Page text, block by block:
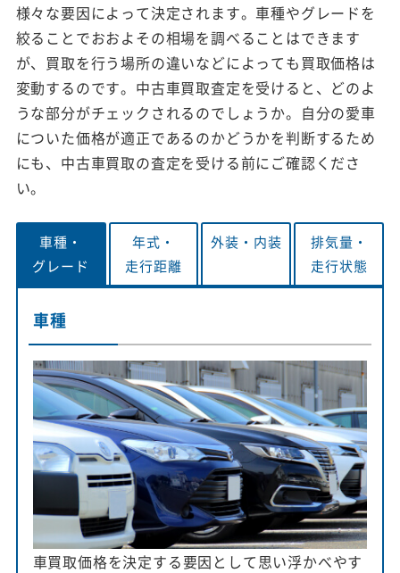
様々な要因によって決定されます。車種やグレードを
絞ることでおおよその相場を調べることはできます
が、買取を行う場所の違いなどによっても買取価格は
変動するのです。中古車買取査定を受けると、どのよ
うな部分がチェックされるのでしょうか。自分の愛車
についた価格が適正であるのかどうかを判断するため
にも、中古車買取の査定を受ける前にご確認くださ
い。
車種・
グレード
年式・
走行距離
外装・ 内装
排気量・
走行状態
車種
車買取価格を決定する要因として思い浮かべやす